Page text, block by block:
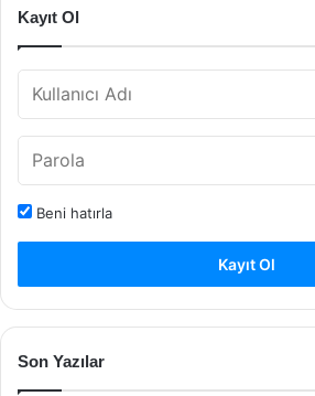
Kayıt Ol
Beni hatırla
Kayıt Ol
Son Yazılar